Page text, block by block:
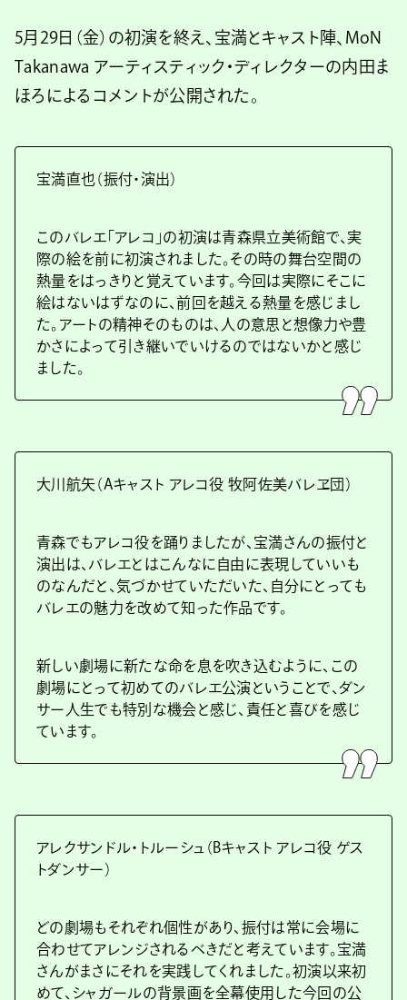
5月29日（金）の初演を終え、宝満とキャスト陣、MoN
Takanawa アーティスティック・ディレクターの内田ま
ほろによるコメントが公開された。
宝満直也（振付・演出）
このバレエ「アレコ」の初演は青森県立美術館で、実
際の絵を前に初演されました。その時の舞台空間の
熱量をはっきりと覚えています。今回は実際にそこに
絵はないはずなのに、前回を越える熱量を感じまし
た。アートの精神そのものは、人の意思と想像力や豊
かさによって引き継いでいけるのではないかと感じ
ました。
大川航矢（Aキャスト アレコ役 牧阿佐美バレヱ団）
青森でもアレコ役を踊りましたが、宝満さんの振付と
演出は、バレエとはこんなに自由に表現していいも
のなんだと、気づかせていただいた、自分にとっても
バレエの魅力を改めて知った作品です。
新しい劇場に新たな命を息を吹き込むように、この
劇場にとって初めてのバレエ公演ということで、ダン
サー人生でも特別な機会と感じ、責任と喜びを感じ
ています。
アレクサンドル・トルーシュ（Bキャスト アレコ役 ゲス
トダンサー）
どの劇場もそれぞれ個性があり、振付は常に会場に
合わせてアレンジされるべきだと考えています。宝満
さんがまさにそれを実践してくれました。初演以来初
めて、シャガールの背景画を全幕使用した今回の公